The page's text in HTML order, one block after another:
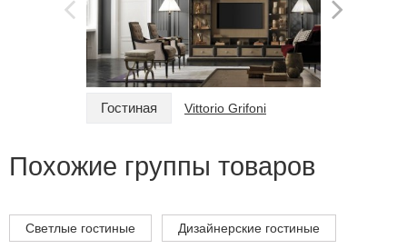
Гостиная Vittorio Grifoni
Похожие группы товаров
Светлые гостиные Дизайнерские гостиные